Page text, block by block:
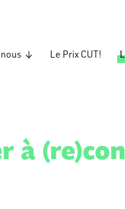
Le Prix CUT!
à